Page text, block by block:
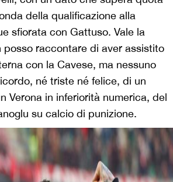
della qualificazione alla
sfiorata con Gattuso. Vale la
posso raccontare di aver assistito
con la Cavese, ma nessuno
né triste né felice, di un
Verona in inferiorità numerica, del
su calcio di punizione.